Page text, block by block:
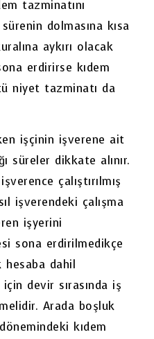
tazminatını
dolmasına kısa
aykırı olacak
erdirirse kıdem
niyet tazminatı da
işçinin işverene ait
süreler dikkate alınır.
çalıştırılmış
işverendeki çalışma
işyerini
sona erdirilmedikçe
dahil
devir sırasında iş
Arada boşluk
kıdem